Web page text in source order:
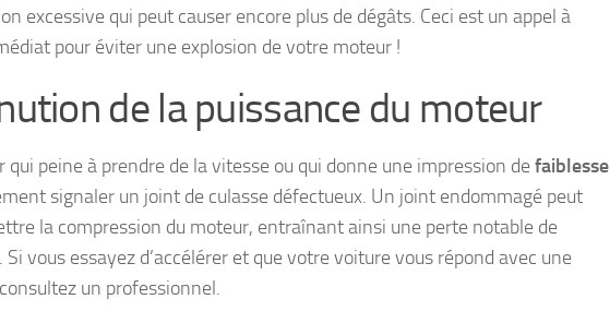
excessive qui peut causer encore plus de dégâts. Ceci est un appel à
pour éviter une explosion de votre moteur !
de la puissance du moteur
qui peine à prendre de la vitesse ou qui donne une impression defaiblesse
signaler un joint de culasse défectueux. Un joint endommagé peut
la compression du moteur, entraînant ainsi une perte notable de
Si vous essayez d’accélérer et que votre voiture vous répond avec une
un professionnel.